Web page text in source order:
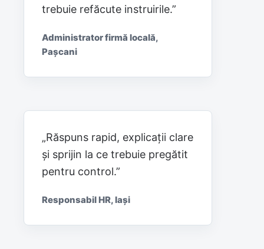
trebuie refăcute instruirile.”
Administrator firmă locală,
Pașcani
„Răspuns rapid, explicații clare
și sprijin la ce trebuie pregătit
pentru control.”
Responsabil HR, Iași